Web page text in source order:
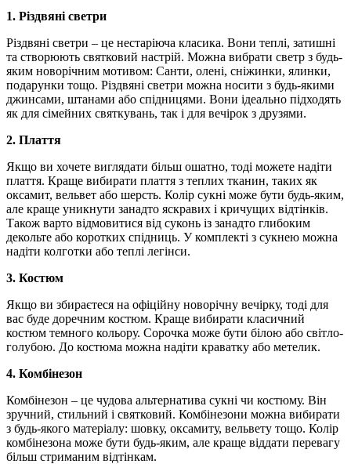
1. Різдвяні светри
Різдвяні светри – це нестаріюча класика. Вони теплі, затишні
та створюють святковий настрій. Можна вибрати светр з будь-
яким новорічним мотивом: Санти, олені, сніжинки, ялинки,
подарунки тощо. Різдвяні светри можна носити з будь-якими
джинсами, штанами або спідницями. Вони ідеально підходять
як для сімейних святкувань, так і для вечірок з друзями.
2. Плаття
Якщо ви хочете виглядати більш ошатно, тоді можете надіти
плаття. Краще вибирати плаття з теплих тканин, таких як
оксамит, вельвет або шерсть. Колір сукні може бути будь-яким,
але краще уникнути занадто яскравих і кричущих відтінків.
Також варто відмовитися від суконь із занадто глибоким
декольте або коротких спідниць. У комплекті з сукнею можна
надіти колготки або теплі легінси.
3. Костюм
Якщо ви збираєтеся на офіційну новорічну вечірку, тоді для
вас буде доречним костюм. Краще вибирати класичний
костюм темного кольору. Сорочка може бути білою або світло-
голубою. До костюма можна надіти краватку або метелик.
4. Комбінезон
Комбінезон – це чудова альтернатива сукні чи костюму. Він
зручний, стильний і святковий. Комбінезони можна вибирати
з будь-якого матеріалу: шовку, оксамиту, вельвету тощо. Колір
комбінезона може бути будь-яким, але краще віддати перевагу
більш стриманим відтінкам.